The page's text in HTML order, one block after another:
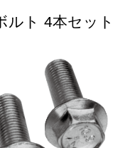
ルト 4本セット